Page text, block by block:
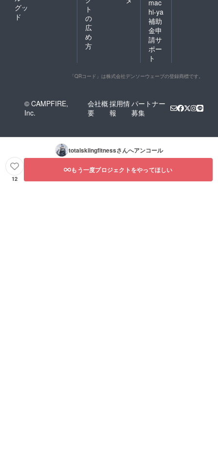
グッ
ド
ト
の
広
め
方
mac
hi-ya
補助
金申
請サ
ポー
ト
「QRコード」は株式会社デンソーウェーブの登録商標です。
© CAMPFIRE,
Inc.
会社概
要
採用情
報
パートナー
募集
totalskiingfitnessさんへアンコール
12
もう一度プロジェクトをやってほしい